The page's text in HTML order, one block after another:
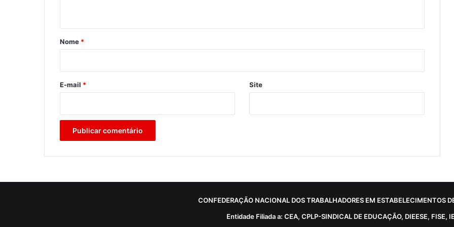
r
*
Nome *
E-mail * Site
CONFEDERAÇÃO NACIONAL DOS TRABALHADORES EM ESTABELECIMENTOS
Entidade Filiada a: CEA, CPLP-SINDICAL DE EDUCAÇÃO, DIEESE, FISE,